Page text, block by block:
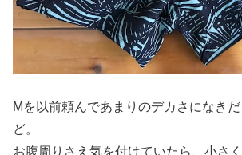
Mを以前頼んであまりのデカさになき
ど。
お腹周りさえ気を付けていたら、小さ